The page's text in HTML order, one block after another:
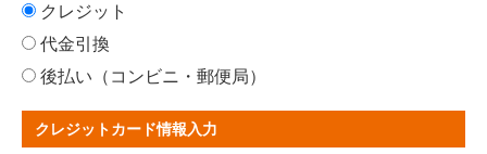
ものとします。
利用者は、以下の条件を備えていることを必要とします。
（１） 個人の場合は引き続き６か月以上日本国内に居住
していること
営業所又は事務所等）を有していること
２ 利用申込者は本規約の内容を承諾しているものとみな
クレジット
代金引換
後払い（コンビニ・郵便局）
クレジットカード情報入力